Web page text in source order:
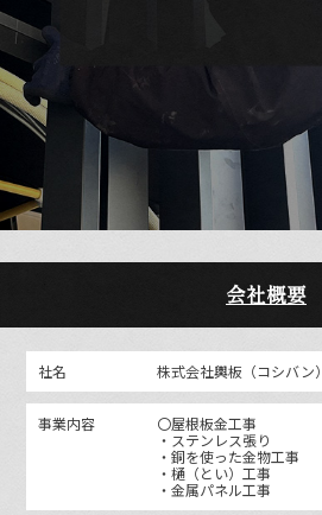
会社概要
社名 株式会社輿板（コシバン）
事業内容
〇屋根板金工事
・ステンレス張り
・銅を使った金物工事
・樋（とい）工事
・金属パネル工事